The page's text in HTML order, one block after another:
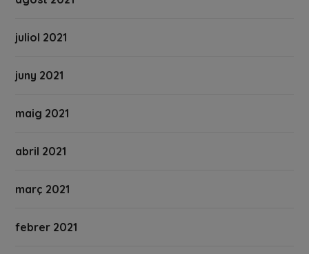
juliol 2021
juny 2021
maig 2021
abril 2021
març 2021
febrer 2021